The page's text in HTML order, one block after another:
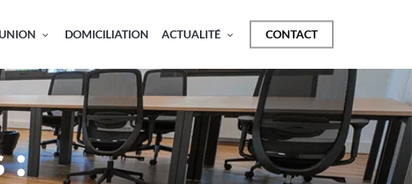
DOMICILIATION ACTUALITÉ CONTACT
: